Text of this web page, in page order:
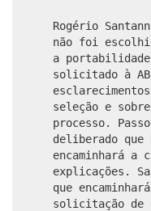
Rogério
não foi
a portabilidade
solicitado à
seleção e
processo.
deliberado que
encaminhará
explicações.
que
solicitação de